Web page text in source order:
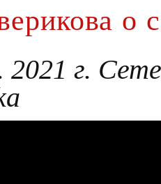
о
2021 г.